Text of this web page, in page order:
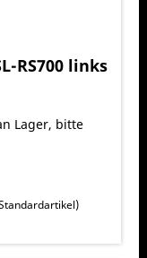
RS700 links
Lager, bitte
)